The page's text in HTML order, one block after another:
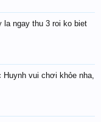
la ngay thu 3 roi ko biet
Huynh vui chơi khỏe nha,